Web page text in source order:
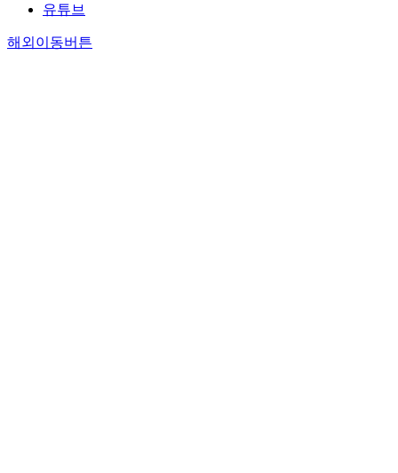
유튜브
해외이동버튼